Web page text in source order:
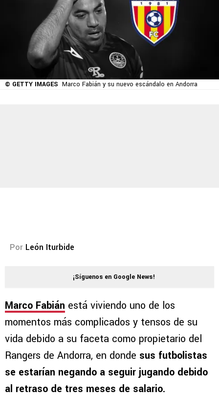
© GETTY IMAGES Marco Fabián y su nuevo escándalo en Andorra
Por León Iturbide
¡Síguenos en Google News!
Marco Fabián está viviendo uno de los
momentos más complicados y tensos de su
vida debido a su faceta como propietario del
Rangers de Andorra, en donde sus futbolistas
se estarían negando a seguir jugando debido
al retraso de tres meses de salario.